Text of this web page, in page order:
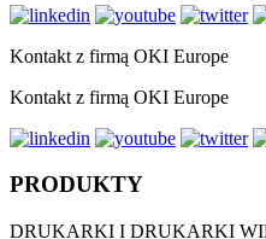
Kontakt z firmą OKI Europe
Kontakt z firmą OKI Europe
PRODUKTY
DRUKARKI I DRUKARKI